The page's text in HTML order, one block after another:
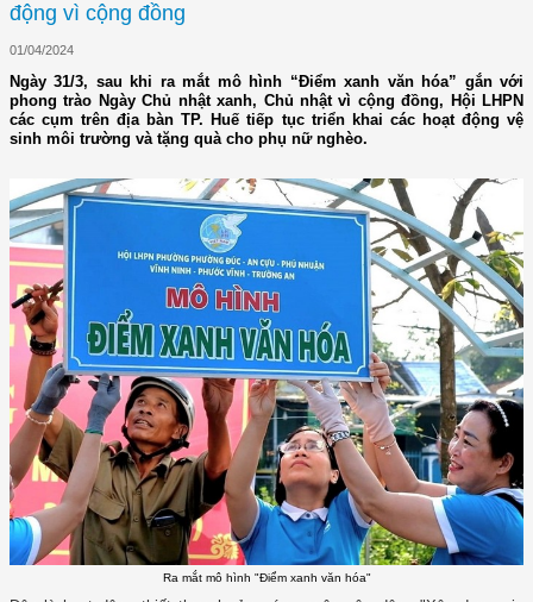
động vì cộng đồng
01/04/2024
Ngày 31/3, sau khi ra mắt mô hình “Điểm xanh văn hóa” gắn với
phong trào Ngày Chủ nhật xanh, Chủ nhật vì cộng đồng, Hội LHPN
các cụm trên địa bàn TP. Huế tiếp tục triển khai các hoạt động vệ
sinh môi trường và tặng quà cho phụ nữ nghèo.
Ra mắt mô hình "Điểm xanh văn hóa"